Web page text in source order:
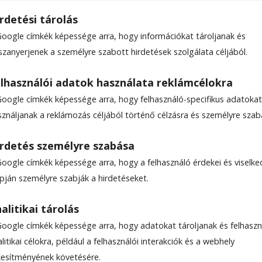
tárolás
címkék képessége arra, hogy információkat tároljanak és
a személyre szabott hirdetések szolgálata céljából.
adatok használata reklámcélokra
címkék képessége arra, hogy felhasználó-specifikus adatokat
a reklámozás céljából történő célzásra és személyre
személyre szabása
címkék képessége arra, hogy a felhasználó érdekei és
személyre szabják a hirdetéseket.
tárolás
címkék képessége arra, hogy adatokat tároljanak és
célokra, például a felhasználói interakciók és a webhely
követésére.
előtt a csíki lányok
Román Kupa szerdai elődöntőin, miután
2-re verte az alsóházban játszó Besztercei
7-0-ra mattolta a másodosztályos Vasas
a döntőt, Bukarestben.